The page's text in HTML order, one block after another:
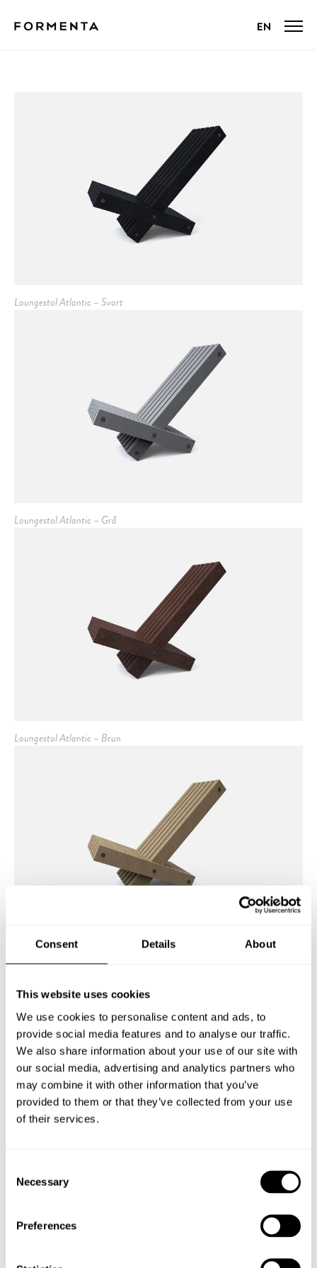
Consent Details About
This website uses cookies
We use cookies to personalise content and ads, to
provide social media features and to analyse our traffic.
We also share information about your use of our site with
our social media, advertising and analytics partners who
may combine it with other information that you’ve
provided to them or that they’ve collected from your use
of their services.
Selection
Necessary
Preferences
Loungestol Atlantic – Svart
Loungestol Atlantic – Grå
Loungestol Atlantic – Brun
LOUNGESTOL ATLANTIC
Artnr: se tekniska data
Stilren loungestol tillverkad av återvunnen plast.